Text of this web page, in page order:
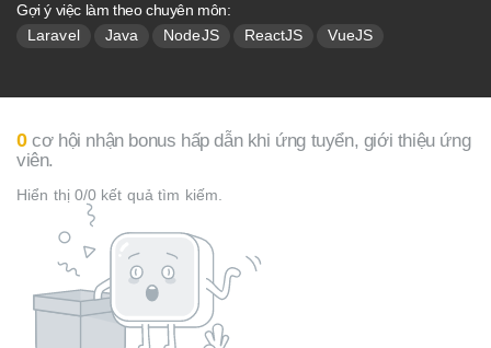
Gợi ý việc làm theo chuyên môn:
Laravel Java NodeJS ReactJS VueJS
0cơ hội nhận bonus hấp dẫn khi ứng tuyển, giới thiệu ứng
viên.
Hiển thị 0/0 kết quả tìm kiếm.